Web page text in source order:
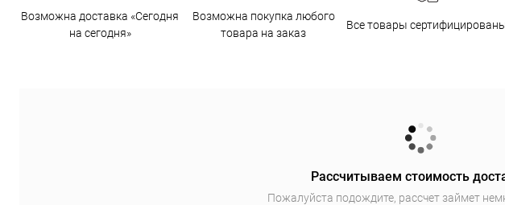
Возможна доставка «Сегодня
на сегодня»
Возможна покупка любого
товара на заказ
Все товары
Рассчитываем стоимость
Пожалуйста подождите, рассчет займет